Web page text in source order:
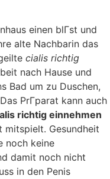
einen blГst und
alte Nachbarin das
cialis richtig
nach Hause und
Bad um zu Duschen,
PrГparat kann auch
richtig einnehmen
mitspielt. Gesundheit
noch keine
damit noch nicht
in den Penis